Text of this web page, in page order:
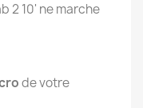
2 10' ne marche
de votre